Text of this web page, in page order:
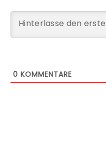
0 KOMMENTARE